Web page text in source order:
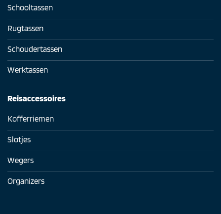
Schooltassen
Rugtassen
Schoudertassen
Werktassen
Reisaccessoires
Kofferriemen
Slotjes
Wegers
Organizers